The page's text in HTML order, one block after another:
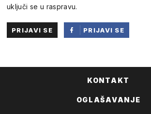
uključi se u raspravu.
PRIJAVI SE
PRIJAVI SE
KONTAKT
OGLAŠAVANJE